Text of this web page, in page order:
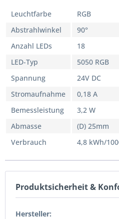
Leuchtfarbe
RGB
Abstrahlwinkel
90°
Anzahl LEDs
18
LED-Typ
5050 RGB
Spannung
24V DC
Stromaufnahme
0,18 A
Bemessleistung
3,2 W
Abmasse
(D) 25mm
Verbrauch
4,8 kWh/
Produktsicherheit &
Hersteller: